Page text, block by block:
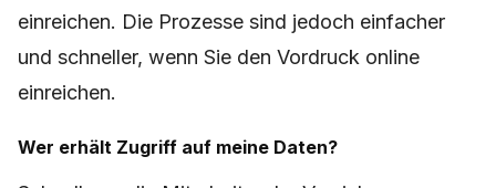
einreichen. Die Prozesse sind jedoch einfacher
und schneller, wenn Sie den Vordruck online
einreichen.
Wer erhält Zugriff auf meine Daten?